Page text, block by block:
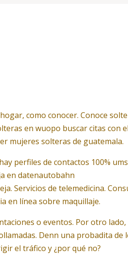
como conocer. Conoce
en wuopo buscar citas con el
mujeres solteras de guatemala.
perfiles de contactos 100%
en datenautobahn
Servicios de telemedicina.
en línea sobre maquillaje.
o eventos. Por otro lado,
Denn una probadita de
el tráfico y ¿por qué no?